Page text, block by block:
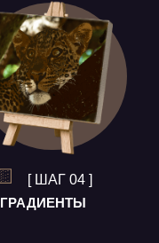
ГРАДИЕНТЫ
[ ШАГ 04 ]